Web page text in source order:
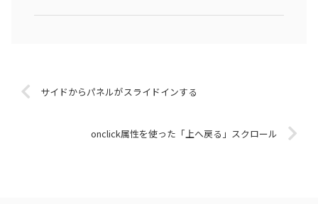
サイドからパネルがスライドインする
onclick属性を使った「上へ戻る」スクロール